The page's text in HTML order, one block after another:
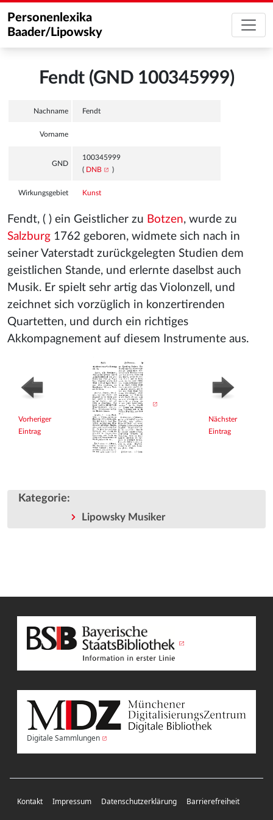
Personenlexika
Baader/Lipowsky
Fendt (GND 100345999)
Nachname Fendt
Vorname
GND
100345999
( DNB )
Wirkungsgebiet Kunst
Fendt, ( ) ein Geistlicher zu Botzen, wurde zu
Salzburg 1762 geboren, widmete sich nach in
seiner Vaterstadt zurückgelegten Studien dem
geistlichen Stande, und erlernte daselbst auch
Musik. Er spielt sehr artig das Violonzell, und
zeichnet sich vorzüglich in konzertirenden
Quartetten, und durch ein richtiges
Akkompagnement auf diesem Instrumente aus.
Vorheriger
Eintrag
Nächster
Eintrag
Kategorie:
Lipowsky Musiker
Digitale Sammlungen
Kontakt Impressum Datenschutzerklärung Barrierefreiheit